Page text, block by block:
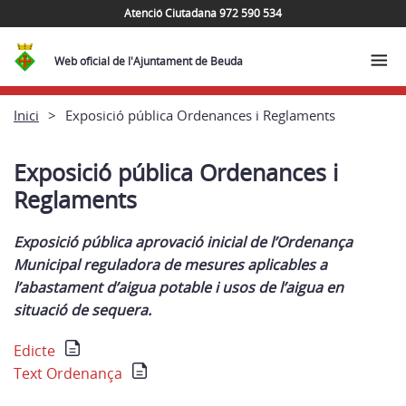
Atenció Ciutadana 972 590 534
Web oficial de l'Ajuntament de Beuda
Inici Exposició pública Ordenances i Reglaments
Exposició pública Ordenances i
Reglaments
Exposició pública aprovació inicial de l’Ordenança
Municipal reguladora de mesures aplicables a
l’abastament d’aigua potable i usos de l’aigua en
situació de sequera.
Edicte
Text Ordenança